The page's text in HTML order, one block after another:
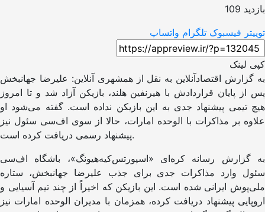
بازدید 109
توییتر فیسبوک تلگرام واتساپ
کپی لینک
به گزارش اقتصادآنلاین به نقل از همشهری آنلاین: علیرضا جهانبخش
پس از پایان قراردادش با هیرنفین هلند، بازیکن آزاد شد و تا امروز
هیچ تیمی پیشنهاد جدی به این بازیکن نداده است. گفته می‌شود او
علاوه بر مذاکرات با الوحده امارات، حالا از سوی اف‌سی سئول نیز
پیشنهاد رسمی دریافت کرده است.
به گزارش رسانه کره‌ای «اسپورتس‌کیه‌هیونگ»، باشگاه اف‌سی
سئول وارد مذاکرات جدی برای جذب علیرضا جهانبخش، ستاره
ملی‌پوش ایرانی شده است. این بازیکن که اخیراً از چند تیم آسیایی و
اروپایی پیشنهاد دریافت کرده، همزمان با مدیران الوحده امارات نیز